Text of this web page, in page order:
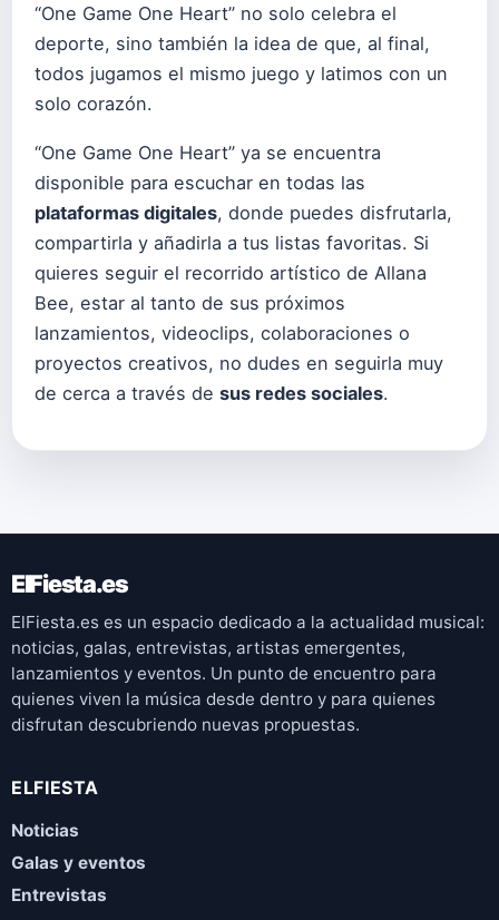
“One Game One Heart” no solo celebra el
deporte, sino también la idea de que, al final,
todos jugamos el mismo juego y latimos con un
solo corazón.
“One Game One Heart” ya se encuentra
disponible para escuchar en todas las
plataformas digitales, donde puedes disfrutarla,
compartirla y añadirla a tus listas favoritas. Si
quieres seguir el recorrido artístico de Allana
Bee, estar al tanto de sus próximos
lanzamientos, videoclips, colaboraciones o
proyectos creativos, no dudes en seguirla muy
de cerca a través de sus redes sociales.
ElFiesta.es
ElFiesta.es es un espacio dedicado a la actualidad musical:
noticias, galas, entrevistas, artistas emergentes,
lanzamientos y eventos. Un punto de encuentro para
quienes viven la música desde dentro y para quienes
disfrutan descubriendo nuevas propuestas.
ELFIESTA
Noticias
Galas y eventos
Entrevistas